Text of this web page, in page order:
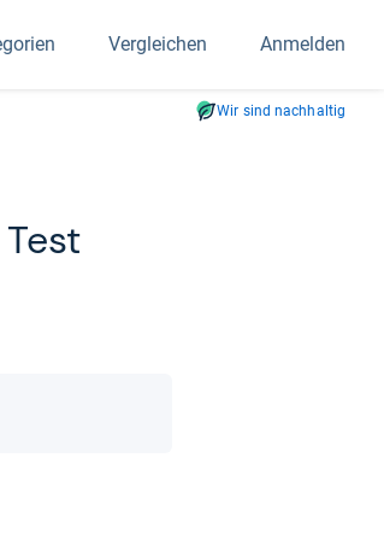
Vergleichen Anmelden
Wir sind nachhaltig